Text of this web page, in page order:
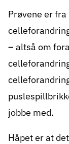
Prøvene er
– altså om
jobbe med.
Håpet er at